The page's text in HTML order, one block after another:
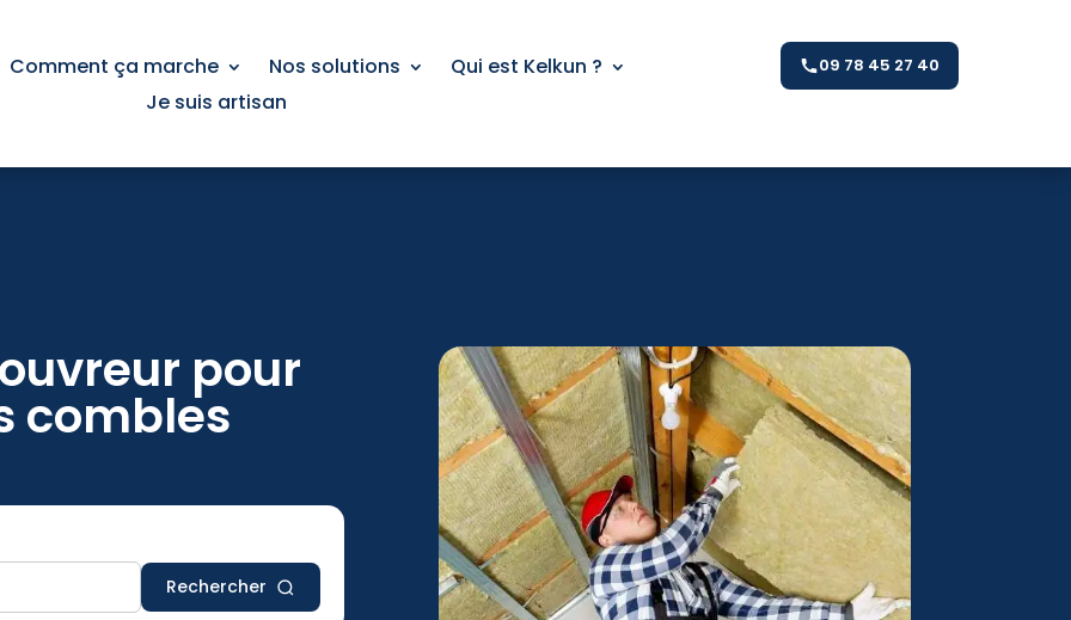
Comment ça marche Nos solutions
Qui est Kelkun ?
Je suis artisan
09 78 45 27 40
pour
combles
Rechercher